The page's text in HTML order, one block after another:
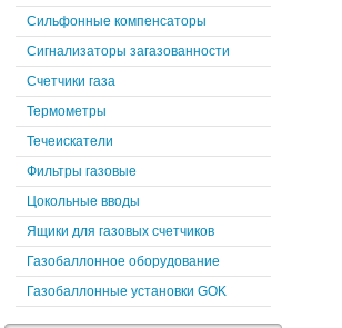
Сильфонные компенсаторы
Сигнализаторы загазованности
Счетчики газа
Термометры
Течеискатели
Фильтры газовые
Цокольные вводы
Ящики для газовых счетчиков
Газобаллонное оборудование
Газобаллонные установки GOK